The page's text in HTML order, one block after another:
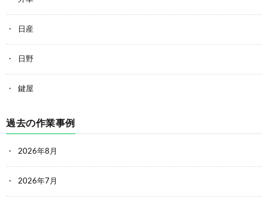
日産
日野
鍵屋
過去の作業事例
2026年8月
2026年7月